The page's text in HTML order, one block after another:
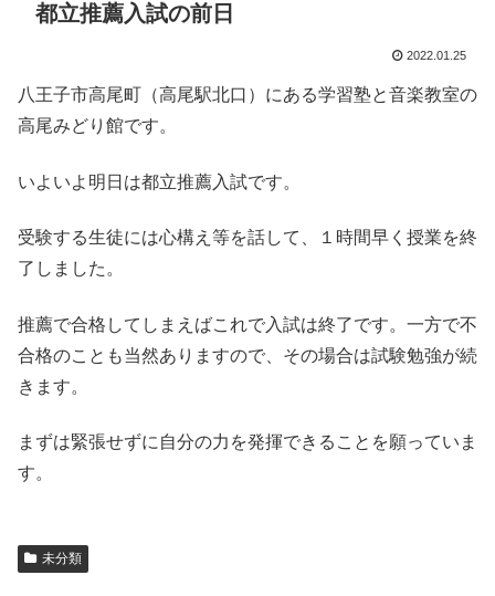
都立推薦入試の前日
2022.01.25
八王子市高尾町（高尾駅北口）にある学習塾と音楽教室の
高尾みどり館です。
いよいよ明日は都立推薦入試です。
受験する生徒には心構え等を話して、１時間早く授業を終
了しました。
推薦で合格してしまえばこれで入試は終了です。一方で不
合格のことも当然ありますので、その場合は試験勉強が続
きます。
まずは緊張せずに自分の力を発揮できることを願っていま
す。
未分類